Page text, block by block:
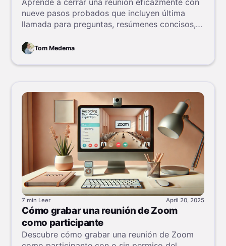
Aprende a cerrar una reunión eficazmente con
nueve pasos probados que incluyen última
llamada para preguntas, resúmenes concisos,
Tom Medema
7 min Leer April 20, 2025
Cómo grabar una reunión de Zoom
como participante
Descubre cómo grabar una reunión de Zoom